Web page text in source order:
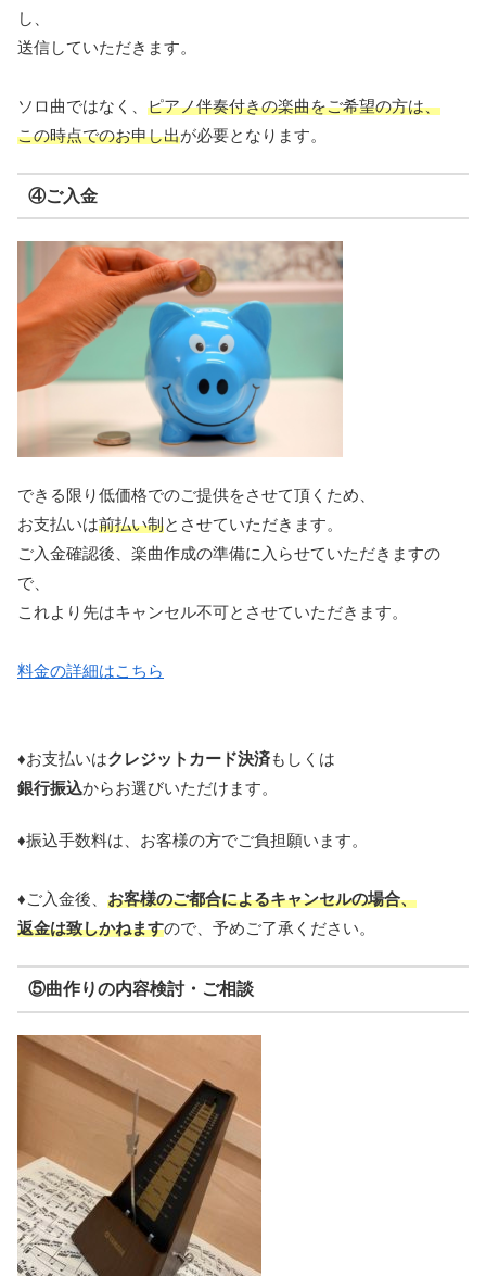
し、
送信していただきます。
ソロ曲ではなく、 ピアノ伴奏付きの楽曲をご希望の方は、
この時点でのお申し出が必要となります。
④ご入金
できる限り低価格でのご提供をさせて頂くため、
お支払いは前払い制とさせていただきます。
ご入金確認後、楽曲作成の準備に入らせていただきますの
で、
これより先はキャンセル不可とさせていただきます。
料金の詳細はこちら
♦お支払いはクレジットカード決済もしくは
銀行振込からお選びいただけます。
♦振込手数料は、お客様の方でご負担願います。
♦ご入金後、 お客様のご都合によるキャンセルの場合、
返金は致しかねますので、予めご了承ください。
⑤曲作りの内容検討・ご相談